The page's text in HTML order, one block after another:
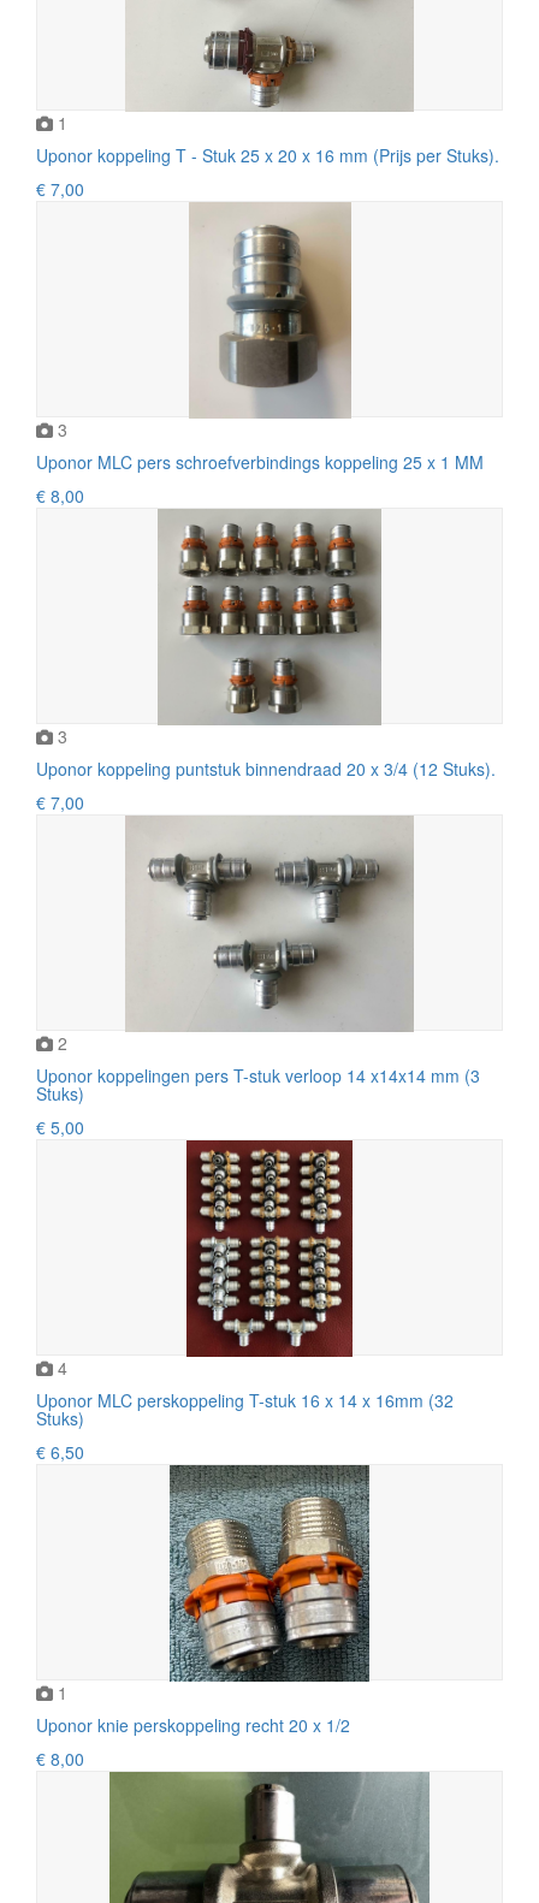
1
Uponor koppeling T - Stuk 25 x 20 x 16 mm (Prijs per Stuks).
€ 7,00
3
Uponor MLC pers schroefverbindings koppeling 25 x 1 MM
€ 8,00
3
Uponor koppeling puntstuk binnendraad 20 x 3/4 (12 Stuks).
€ 7,00
2
Uponor koppelingen pers T-stuk verloop 14 x14x14 mm (3
Stuks)
€ 5,00
4
Uponor MLC perskoppeling T-stuk 16 x 14 x 16mm (32
Stuks)
€ 6,50
1
Uponor knie perskoppeling recht 20 x 1/2
€ 8,00